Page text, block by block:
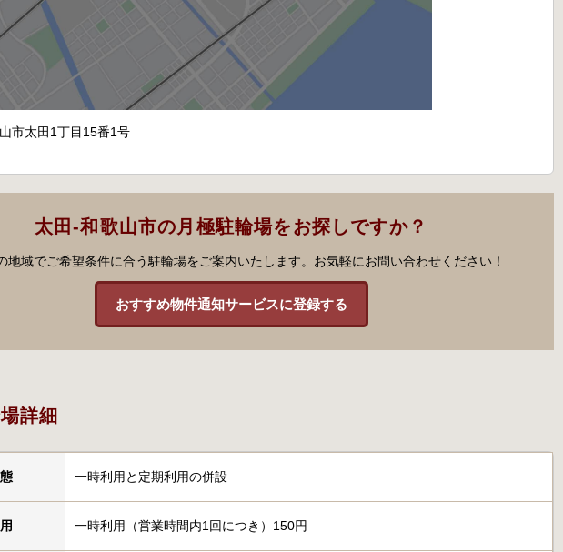
市太田1丁目15番1号
太田-和歌山市の月極駐輪場をお探しですか？
地域でご希望条件に合う駐輪場をご案内いたします。お気軽にお問い合わせください！
おすすめ物件通知サービスに登録する
詳細
一時利用と定期利用の併設
一時利用（営業時間内1回につき）150円